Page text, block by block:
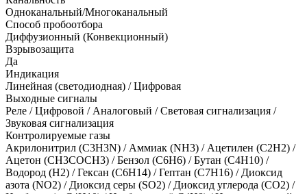
Одноканальный/Многоканальный
Способ пробоотбора
Диффузионный (Конвекционный)
Взрывозащита
Да
Индикация
Линейная (светодиодная) / Цифровая
Выходные сигналы
Реле / Цифровой / Аналоговый / Световая сигнализация /
Звуковая сигнализация
Контролируемые газы
Акрилонитрил (С3Н3N) / Аммиак (NH3) / Ацетилен (С2Н2) /
Ацетон (CH3COCH3) /Бензол (C6H6) /Бутан (C4H10) /
Водород (H2) /Гексан (C6H14) /Гептан (C7H16) / Диоксид
азота (NO2) / Диоксид серы (SO2) / Диоксид углерода (CO2) /